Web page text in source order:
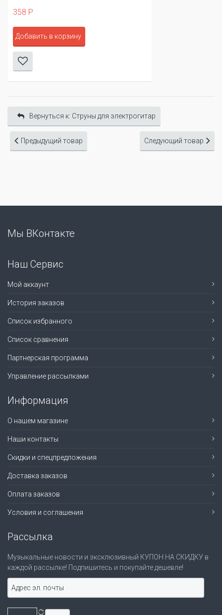
358 Р
Добавить в корзину
Вернуться к: Cтруны для электрогитар
Предыдущий товар Следующий товар
Мы ВКонтакте
Наш Сервис
Мой аккаунт
История заказов
Список избранного
Список сравнения
Партнерская программа
Управление рассылками
Информация
О нашем магазине
Наши контакты
Скидки и спецпредложения
Доставка заказов
Оплата заказов
Условия и соглашения
Рассылка
Музыкальные новости и эксклюзивный КУПОН НА СКИДКУ в
каждой рассылке! Подпишитесь и покупайте дешевле!